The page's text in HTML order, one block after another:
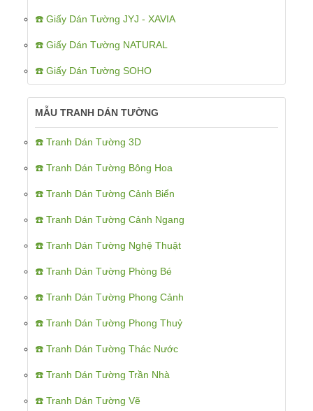
☎️ Giấy Dán Tường JYJ - XAVIA
☎️ Giấy Dán Tường NATURAL
☎️ Giấy Dán Tường SOHO
MẪU TRANH DÁN TƯỜNG
☎️ Tranh Dán Tường 3D
☎️ Tranh Dán Tường Bông Hoa
☎️ Tranh Dán Tường Cảnh Biển
☎️ Tranh Dán Tường Cảnh Ngang
☎️ Tranh Dán Tường Nghệ Thuật
☎️ Tranh Dán Tường Phòng Bé
☎️ Tranh Dán Tường Phong Cảnh
☎️ Tranh Dán Tường Phong Thuỷ
☎️ Tranh Dán Tường Thác Nước
☎️ Tranh Dán Tường Trần Nhà
☎️ Tranh Dán Tường Vẽ